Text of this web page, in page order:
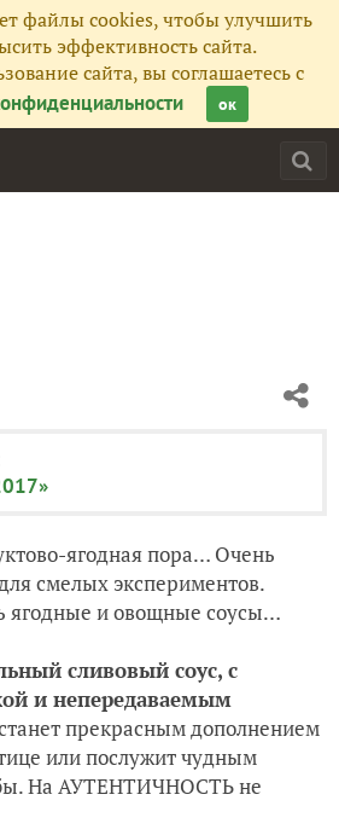
файлы cookies, чтобы улучшить
эффективность сайта.
сайта, вы соглашаетесь с
ок
ягодная пора… Очень
смелых экспериментов.
ягодные и овощные соусы…
сливовый соус, с
и непередаваемым
прекрасным дополнением
или послужит чудным
На АУТЕНТИЧНОСТЬ не